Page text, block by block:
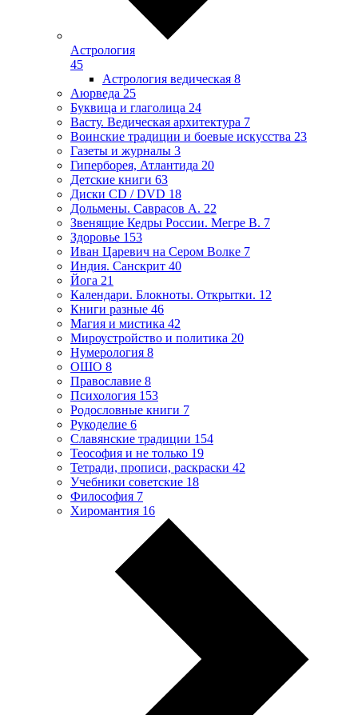
Астрология
45
Астрология ведическая 8
Аюрведа 25
Буквица и глаголица 24
Васту. Ведическая архитектура 7
Воинские традиции и боевые искусства 23
Газеты и журналы 3
Гиперборея, Атлантида 20
Детские книги 63
Диски CD / DVD 18
Дольмены. Саврасов А. 22
Звенящие Кедры России. Мегре В. 7
Здоровье 153
Иван Царевич на Сером Волке 7
Индия. Санскрит 40
Йога 21
Календари. Блокноты. Открытки. 12
Книги разные 46
Магия и мистика 42
Мироустройство и политика 20
Нумерология 8
ОШО 8
Православие 8
Психология 153
Родословные книги 7
Рукоделие 6
Славянские традиции 154
Теософия и не только 19
Тетради, прописи, раскраски 42
Учебники советские 18
Философия 7
Хиромантия 16